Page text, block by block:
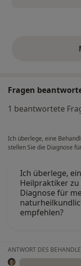
Fragen
1 beantwortete
Ich überlege, eine
stellen Sie die Diagnose
Ich überlege,
Heilpraktiker zu
Diagnose für
empfehlen?
ANTWORT DES